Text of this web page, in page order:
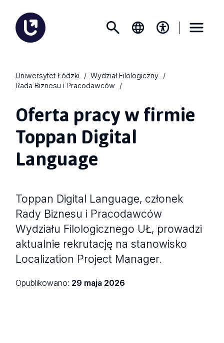
Uniwersytet Łódzki
Wydział Filologiczny
Rada Biznesu i Pracodawców
Oferta pracy w firmie
Toppan Digital
Language
Toppan Digital Language, członek
Rady Biznesu i Pracodawców
Wydziału Filologicznego UŁ, prowadzi
aktualnie rekrutację na stanowisko
Localization Project Manager.
Opublikowano: 29 maja 2026